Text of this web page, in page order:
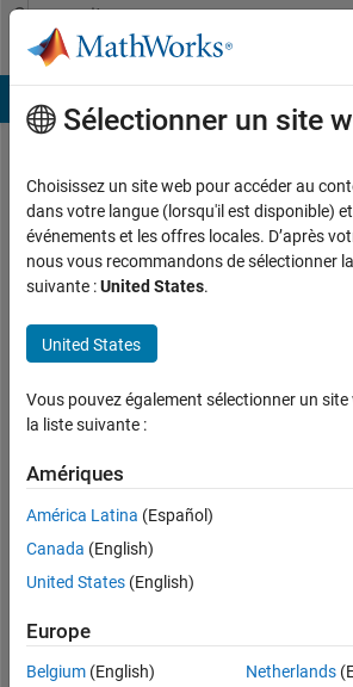
Passer au contenu
Community
Profile
Ben
Dichter
Last
environ
un
y a
Actif
depuis
2021
0
Following:
0
Sélectionner un site
Choisissez un site web pour accéder au
dans votre langue (lorsqu'il est disponible)
événements et les offres locales. D’après
nous vous recommandons de sélectionner
suivante :United States.
United States
Vous pouvez également sélectionner un site
la liste suivante :
Amériques
América Latina (Español)
Canada (English)
United States (English)
Europe
Belgium (English)
Netherlands